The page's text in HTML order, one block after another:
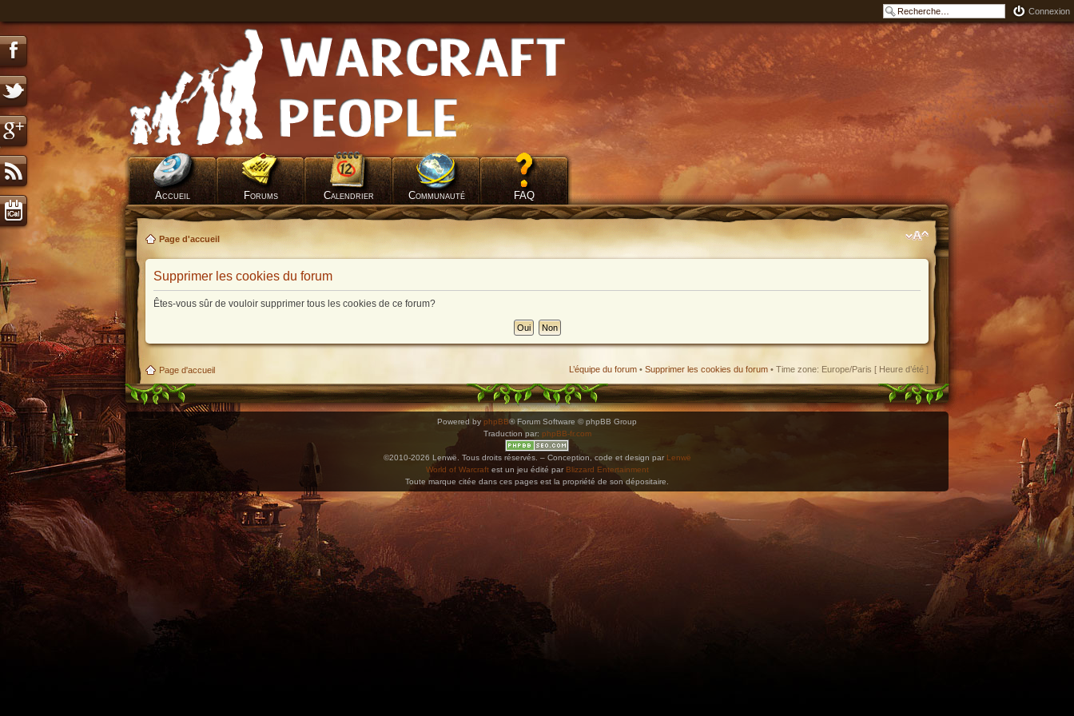
Connexion
Accueil Forums Calendrier Communauté FAQ
Page d'accueil
Supprimer les cookies du forum
Êtes-vous sûr de vouloir supprimer tous les cookies de ce forum?
Page d'accueil L’équipe du forum • Supprimer les cookies du forum • Time zone: Europe/Paris [ Heure d’été ]
Powered by phpBB® Forum Software © phpBB Group
Traduction par: phpBB-fr.com
©2010-2026 Lenwë. Tous droits réservés. – Conception, code et design par Lenwë
World of Warcraftest un jeu édité par Blizzard Entertainment
Toute marque citée dans ces pages est la propriété de son dépositaire.
Utilisez l'adresse suivante pour accéder au calendrier des évènements depuis d'autres applications. Copiez l'adresse et collez-la dans n'importe quelle application de type agenda prenant en charge le format iCal.